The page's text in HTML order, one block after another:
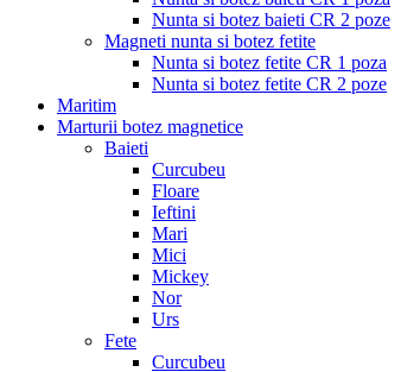
Nunta si botez baieti CR 2 poze
Magneti nunta si botez fetite
Nunta si botez fetite CR 1 poza
Nunta si botez fetite CR 2 poze
Maritim
Marturii botez magnetice
Baieti
Curcubeu
Floare
Ieftini
Mari
Mici
Mickey
Nor
Urs
Fete
Curcubeu